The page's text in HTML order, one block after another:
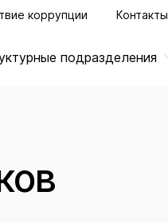
коррупции Контакты
подразделения